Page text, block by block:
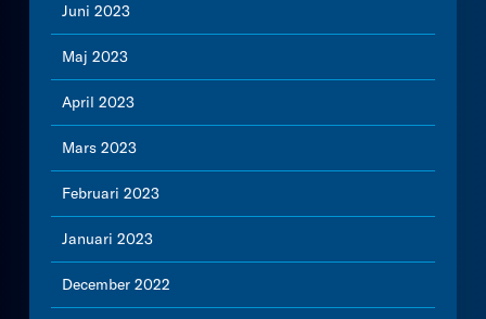
Juni 2023
Maj 2023
April 2023
Mars 2023
Februari 2023
Januari 2023
December 2022